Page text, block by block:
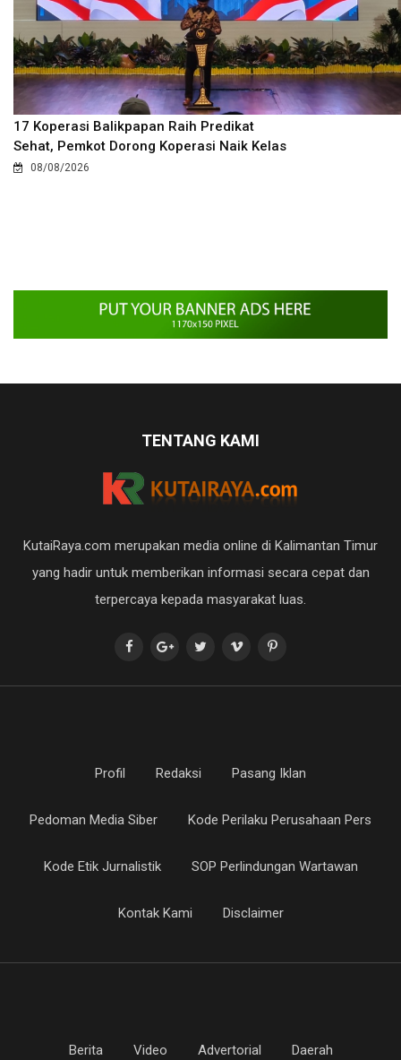
17 Koperasi Balikpapan Raih Predikat
Sehat, Pemkot Dorong Koperasi Naik Kelas
08/08/2026
TENTANG KAMI
KutaiRaya.com merupakan media online di Kalimantan Timur
yang hadir untuk memberikan informasi secara cepat dan
terpercaya kepada masyarakat luas.
Profil Redaksi Pasang Iklan
Pedoman Media Siber Kode Perilaku Perusahaan Pers
Kode Etik Jurnalistik SOP Perlindungan Wartawan
Kontak Kami Disclaimer
Berita Video Advertorial Daerah